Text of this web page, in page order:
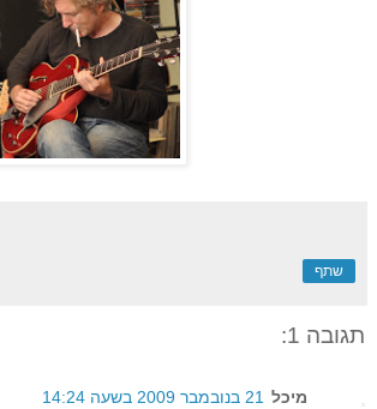
שתף
תגובה 1:
מיכל 21 בנובמבר 2009 בשעה 14:24